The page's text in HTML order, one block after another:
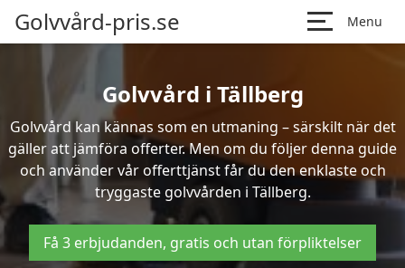
Golvvård-pris.se Menu
Golvvård i Tällberg
Golvvård kan kännas som en utmaning – särskilt när det
gäller att jämföra offerter. Men om du följer denna guide
och använder vår offerttjänst får du den enklaste och
tryggaste golvvården i Tällberg.
Få 3 erbjudanden, gratis och utan förpliktelser